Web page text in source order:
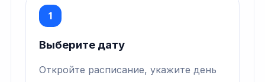
1
Выберите дату
Откройте расписание, укажите день